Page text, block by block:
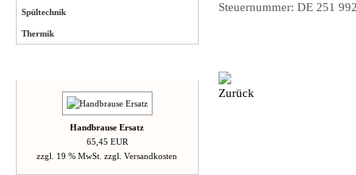
Spültechnik
Thermik
Handbrause Ersatz
65,45 EUR
zzgl. 19 % MwSt. zzgl.Versandkosten
Steuernummer: DE 251